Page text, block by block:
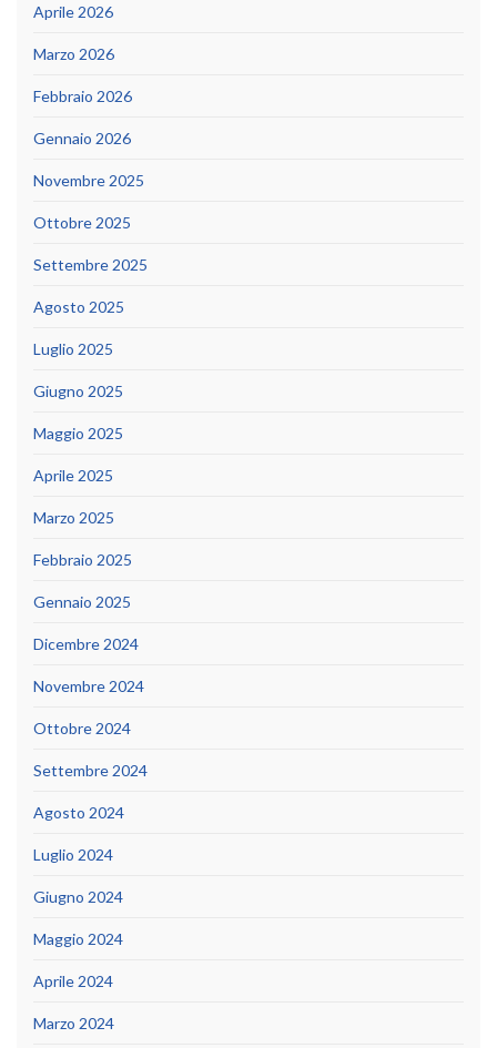
Aprile 2026
Marzo 2026
Febbraio 2026
Gennaio 2026
Novembre 2025
Ottobre 2025
Settembre 2025
Agosto 2025
Luglio 2025
Giugno 2025
Maggio 2025
Aprile 2025
Marzo 2025
Febbraio 2025
Gennaio 2025
Dicembre 2024
Novembre 2024
Ottobre 2024
Settembre 2024
Agosto 2024
Luglio 2024
Giugno 2024
Maggio 2024
Aprile 2024
Marzo 2024